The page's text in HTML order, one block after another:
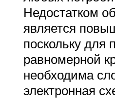
Недостатком
является
поскольку для
равномерной
необходима
электронная